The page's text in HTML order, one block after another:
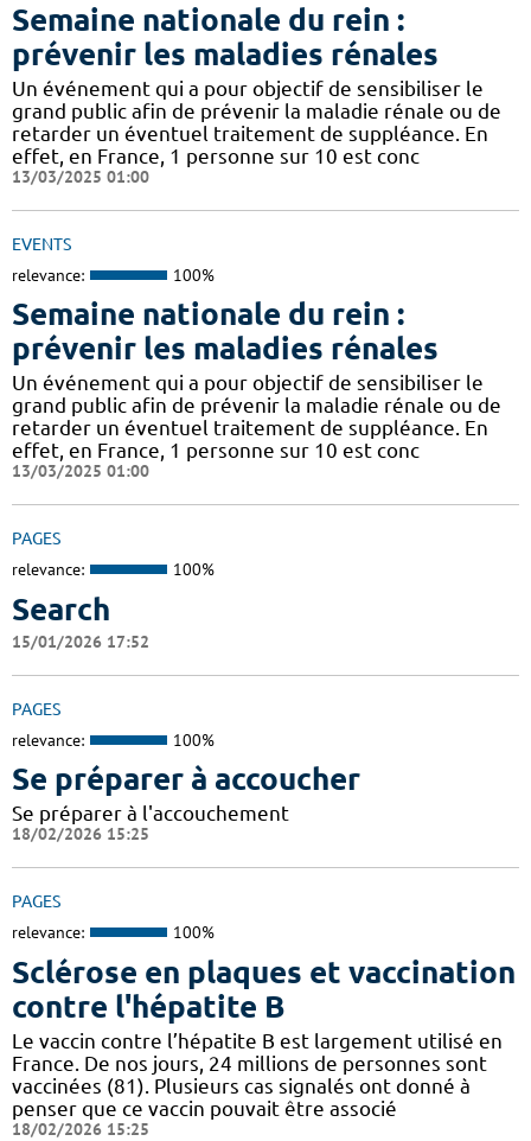
Semaine nationale du rein :
prévenir les maladies rénales
Un événement qui a pour objectif de sensibiliser le
grand public afin de prévenir la maladie rénale ou de
retarder un éventuel traitement de suppléance. En
effet, en France, 1 personne sur 10 est conc
13/03/2025 01:00
EVENTS
relevance: 100%
Semaine nationale du rein :
prévenir les maladies rénales
Un événement qui a pour objectif de sensibiliser le
grand public afin de prévenir la maladie rénale ou de
retarder un éventuel traitement de suppléance. En
effet, en France, 1 personne sur 10 est conc
13/03/2025 01:00
PAGES
relevance: 100%
Search
15/01/2026 17:52
PAGES
relevance: 100%
Se préparer à accoucher
Se préparer à l'accouchement
18/02/2026 15:25
PAGES
relevance: 100%
Sclérose en plaques et vaccination
contre l'hépatite B
Le vaccin contre l’hépatite B est largement utilisé en
France. De nos jours, 24 millions de personnes sont
vaccinées (81). Plusieurs cas signalés ont donné à
penser que ce vaccin pouvait être associé
18/02/2026 15:25